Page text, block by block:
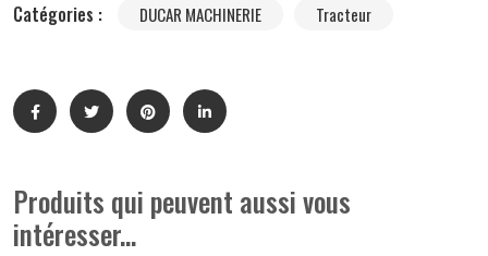
Catégories : DUCAR MACHINERIE Tracteur
Produits qui peuvent aussi vous
intéresser...